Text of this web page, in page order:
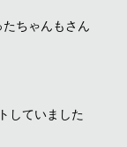
ちゃんもさん
していました